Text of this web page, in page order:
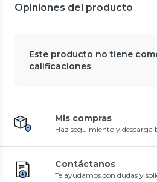
Opiniones del producto
Este producto no tiene
calificaciones
Mis compras
Haz seguimiento y descarga
Contáctanos
Te ayudamos con dudas y